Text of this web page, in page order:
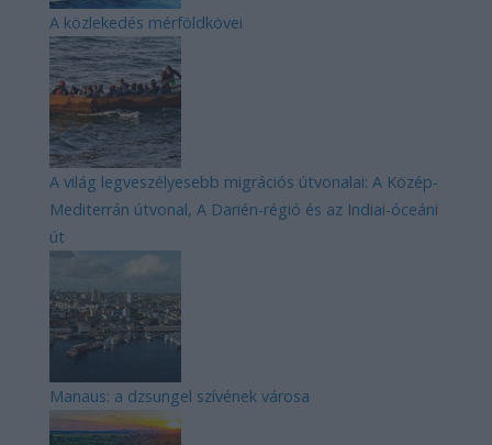
A közlekedés mérföldkövei
A világ legveszélyesebb migrációs útvonalai: A Közép-
Mediterrán útvonal, A Darién-régió és az Indiai-óceáni
út
Manaus: a dzsungel szívének városa